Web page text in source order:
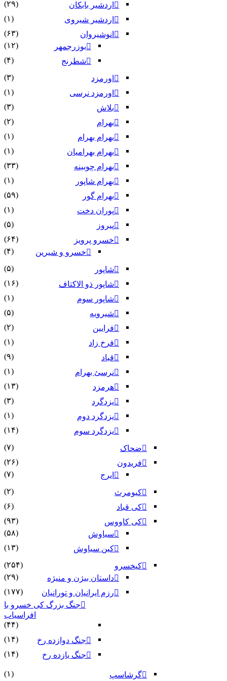
اردشیر بابکان
(۲۹)
اردشیر شیروی
(۱)
انوشیروان
(۶۳)
بوزرجمهر
(۱۲)
شطرنج
(۴)
اورمزد
(۳)
اورمزد نرسى‏
(۱)
بلاش
(۳)
بهرام
(۲)
بهرام بهرام
(۱)
بهرام بهرامیان‏
(۱)
بهرام چوبینه
(۳۳)
بهرام شاپور
(۱)
بهرام گور
(۵۹)
پوران دخت
(۱)
پیروز
(۵)
خسرو پرویز
(۶۴)
خسرو و شیرین
(۴)
شاپور
(۵)
شاپور ذو الاکتاف
(۱۶)
شاپور سوم‏
(۱)
شیرویه
(۵)
فرایین
(۲)
فرخ زاد
(۱)
قباد
(۹)
نرسئ بهرام‏
(۱)
هرمزد
(۱۳)
یزدگرد
(۳)
یزدگرد دوم
(۱)
یزدگرد سوم
(۱۴)
ضحاک
(۷)
فریدون
(۲۶)
ایرج
(۷)
کیومرث
(۲)
کی قباد
(۶)
کی کاووس
(۹۳)
سیاوش
(۵۸)
کین سیاوش
(۱۳)
کیخسرو
(۲۵۴)
داستان بیژن و منیژه
(۲۹)
رزم ایرانیان و تورانیان
(۱۷۷)
جنگ بزرگ کی خسرو با
افراسیاب
(۴۴)
جنگ دوازده رخ
(۱۴)
جنگ یازده رخ
(۱۴)
گرشاسپ (۱)